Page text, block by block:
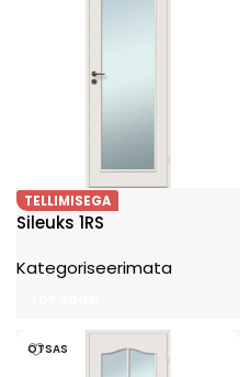
TELLIMISEGA
Sileuks 1RS
Kategoriseerimata
OTSAS